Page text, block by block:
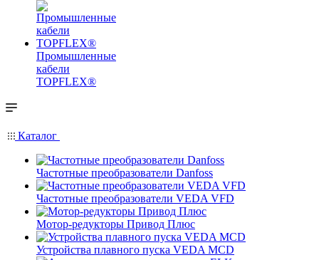
Промышленные
кабели
TOPFLEX®
Каталог
Частотные преобразователи Danfoss
Частотные преобразователи VEDA VFD
Мотор-редукторы Привод Плюс
Устройства плавного пуска VEDA MCD